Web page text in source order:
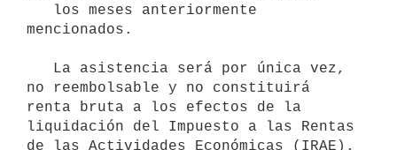
mencionados.
no reembolsable y no constituirá
renta bruta a los efectos de la
liquidación del Impuesto a las Rentas